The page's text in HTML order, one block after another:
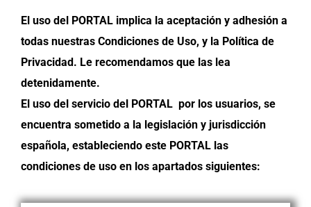
El uso del PORTAL implica la aceptación y adhesión a
todas nuestras Condiciones de Uso, y la Política de
Privacidad. Le recomendamos que las lea
detenidamente.
El uso del servicio del PORTAL por los usuarios, se
encuentra sometido a la legislación y jurisdicción
española, estableciendo este PORTAL las
condiciones de uso en los apartados siguientes: